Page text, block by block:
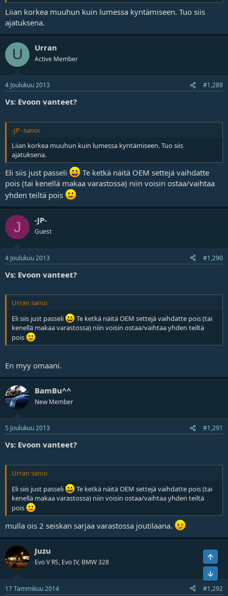
Liian korkea muuhun kuin lumessa kyntämiseen. Tuo siis
ajatuksena.
U Urran
Active Member
4 Joulukuu 2013 #1,289
Vs: Evoon vanteet?
-JP- sanoi
Liian korkea muuhun kuin lumessa kyntämiseen. Tuo siis
ajatuksena.
Eli siis just passeli
Te ketkä näitä OEM settejä vaihdatte
pois (tai kenellä makaa varastossa) niin voisin ostaa/vaihtaa
yhden teiltä pois
J -JP-
Guest
4 Joulukuu 2013 #1,290
Vs: Evoon vanteet?
Urran sanoi
Eli siis just passeli
Te ketkä näitä OEM settejä vaihdatte pois (tai
kenellä makaa varastossa) niin voisin ostaa/vaihtaa yhden teiltä
pois
En myy omaani.
BamBu^^
New Member
5 Joulukuu 2013 #1,291
Vs: Evoon vanteet?
Urran sanoi
Eli siis just passeli
Te ketkä näitä OEM settejä vaihdatte pois (tai
kenellä makaa varastossa) niin voisin ostaa/vaihtaa yhden teiltä
pois
mulla ois 2 seiskan sarjaa varastossa joutilaana.
Juzu
Evo V RS, Evo IV, BMW 328
17 Tammikuu 2014 #1,292